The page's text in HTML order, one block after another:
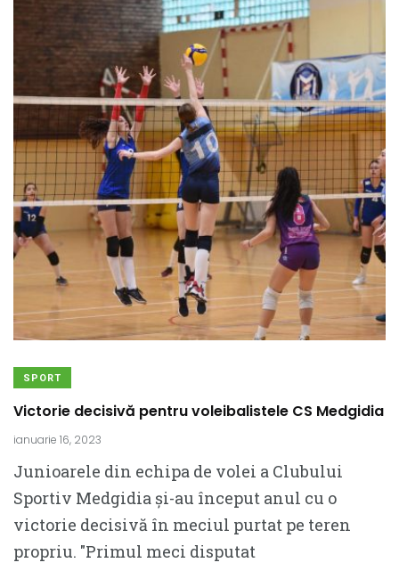
SPORT
Victorie decisivă pentru voleibalistele CS Medgidia
ianuarie 16, 2023
Junioarele din echipa de volei a Clubului
Sportiv Medgidia și-au început anul cu o
victorie decisivă în meciul purtat pe teren
propriu. ″Primul meci disputat